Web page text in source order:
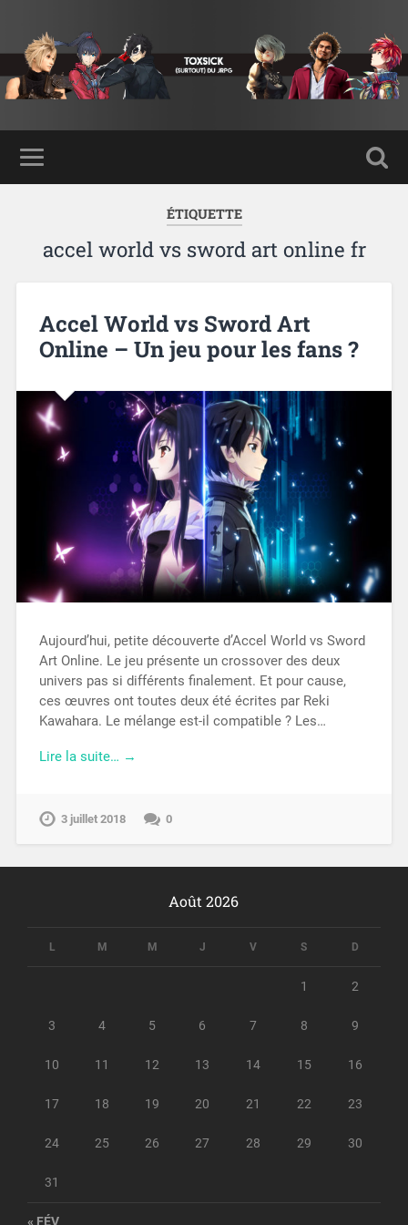
ÉTIQUETTE
accel world vs sword art online fr
Accel World vs Sword Art
Online – Un jeu pour les fans ?
Aujourd’hui, petite découverte d’Accel World vs Sword
Art Online. Le jeu présente un crossover des deux
univers pas si différents finalement. Et pour cause,
ces œuvres ont toutes deux été écrites par Reki
Kawahara. Le mélange est-il compatible ? Les…
Lire la suite… →
3 juillet 2018 0
Août 2026
L M M J V S D
1 2
3 4 5 6 7 8 9
10 11 12 13 14 15 16
17 18 19 20 21 22 23
24 25 26 27 28 29 30
31
« FÉV